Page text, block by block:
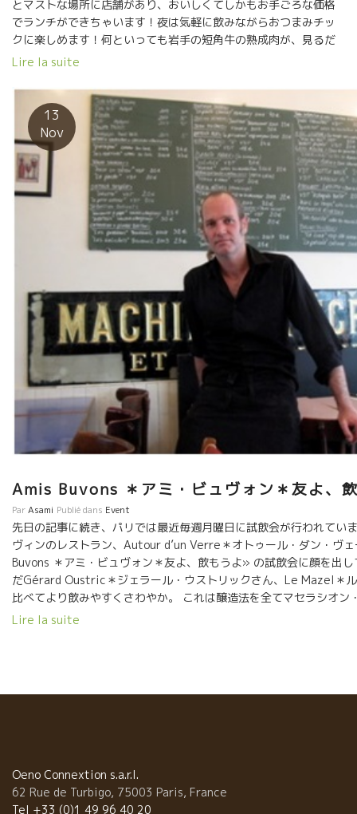
とマストな場所に店舗があり、おいしくてしかもお手ごろな価格
でランチができちゃいます！夜は気軽に飲みながらおつまみチッ
クに楽しめます！何といっても岩手の短角牛の熟成肉が、見るだ
けでよだれが出そうなくらい旨そう・・・！自然派ワインを片手
Lire la suite
13
Nov
Amis Buvons ＊アミ・ビュヴォン＊友よ、
ParAsami Publié dans Event
先日の記事に続き、パリでは最近毎週月曜日に試飲会が行われてい
ヴィンのレストラン、Autour d’un Verre＊オトゥール・ダン・ヴ
Buvons ＊アミ・ビュヴォン＊友よ、飲もうよ» の試飲会に顔を出
だGérard Oustric＊ジェラール・ウストリックさん、Le Mazel＊
比べてより飲みやすくさわやか。 これは醸造法を全てマセラシオン
砕・徐梗せずに房をまるごと醗酵タンクの中に入れること）に変え
イに熟されたブドウを。そうすることによって、フレッシュ感を得
ていて、より爽やかでフルーツも感じられるワインになるんだ。』
口に含むとミネラル感と丸みが広がりさっぱりなワインに仕上がっ
Lire la suite
Oeno Connextion s.a.r.l.
62 Rue de Turbigo, 75003 Paris, France
Tel +33 (0)1 49 96 40 20